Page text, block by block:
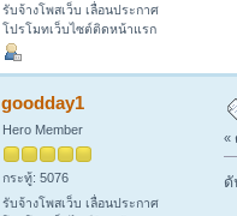
รับจ้างโพสเว็บ เลื่อนประกาศ
โปรโมทเว็บไซต์ติดหน้าแรก
goodday1
Hero Member
กระทู้: 5076
รับจ้างโพสเว็บ เลื่อนประกาศ
«
ดั